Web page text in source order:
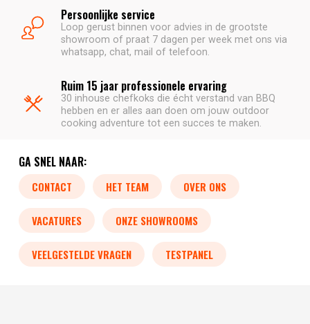
Persoonlijke service
Loop gerust binnen voor advies in de grootste
showroom of praat 7 dagen per week met ons via
whatsapp, chat, mail of telefoon.
Ruim 15 jaar professionele ervaring
30 inhouse chefkoks die écht verstand van BBQ
hebben en er alles aan doen om jouw outdoor
cooking adventure tot een succes te maken.
GA SNEL NAAR:
CONTACT HET TEAM OVER ONS
VACATURES ONZE SHOWROOMS
VEELGESTELDE VRAGEN TESTPANEL